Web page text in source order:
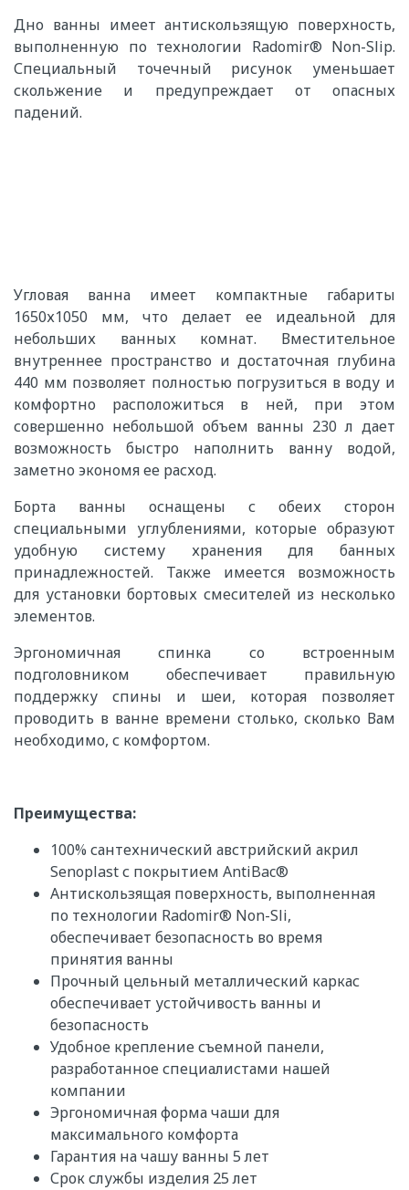
Дно ванны имеет антискользящую поверхность,
выполненную по технологии Radomir® Non-Slip.
Специальный точечный рисунок уменьшает
скольжение и предупреждает от опасных
падений.
Угловая ванна имеет компактные габариты
1650х1050 мм, что делает ее идеальной для
небольших ванных комнат. Вместительное
внутреннее пространство и достаточная глубина
440 мм позволяет полностью погрузиться в воду и
комфортно расположиться в ней, при этом
совершенно небольшой объем ванны 230 л дает
возможность быстро наполнить ванну водой,
заметно экономя ее расход.
Борта ванны оснащены с обеих сторон
специальными углублениями, которые образуют
удобную систему хранения для банных
принадлежностей. Также имеется возможность
для установки бортовых смесителей из несколько
элементов.
Эргономичная спинка со встроенным
подголовником обеспечивает правильную
поддержку спины и шеи, которая позволяет
проводить в ванне времени столько, сколько Вам
необходимо, с комфортом.
Преимущества:
100% сантехнический австрийский акрил
Senoplast с покрытием AntiBac®
Антискользящая поверхность, выполненная
по технологии Radomir® Non-Sli,
обеспечивает безопасность во время
принятия ванны
Прочный цельный металлический каркас
обеспечивает устойчивость ванны и
безопасность
Удобное крепление съемной панели,
разработанное специалистами нашей
компании
Эргономичная форма чаши для
максимального комфорта
Гарантия на чашу ванны 5 лет
Срок службы изделия 25 лет